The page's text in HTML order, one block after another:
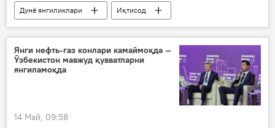
Дунё янгиликлари
Иқтисод
АҚШ
Хитой
ташриф
Дунёда
Дональд Трамп
Си Цзинпин
Янги нефть-газ конлари камаймоқда —
Ўзбекистон мавжуд қувватларни
янгиламоқда
14 Май, 09:58